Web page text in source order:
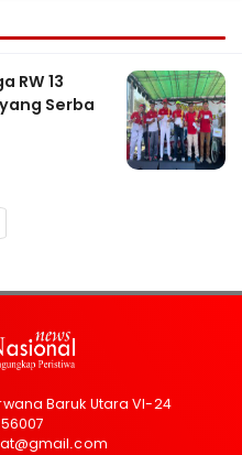
RW 13
Serba
Baruk Utara VI-24